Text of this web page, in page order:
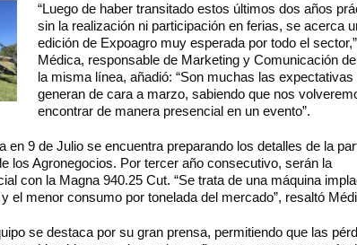
“Luego de haber transitado estos últimos dos años
sin la realización ni participación en ferias, se acerca
edición de Expoagro muy esperada por todo el
Médica, responsable de Marketing y Comunicación
la misma línea, añadió: “Son muchas las expectativas
generan de cara a marzo, sabiendo que nos
encontrar de manera presencial en un evento”.
en 9 de Julio se encuentra preparando los detalles de la
los Agronegocios. Por tercer año consecutivo, serán la
con la Magna 940.25 Cut. “Se trata de una máquina
el menor consumo por tonelada del mercado”, resaltó
se destaca por su gran prensa, permitiendo que las